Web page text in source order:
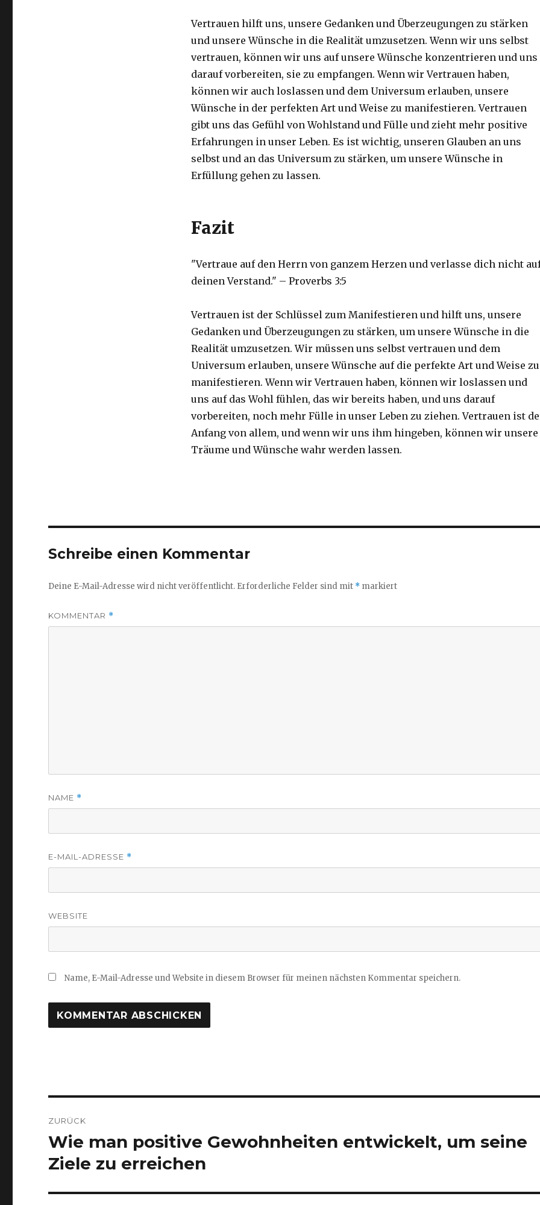
Vertrauen hilft uns, unsere Gedanken und Überzeugungen zu stärken
und unsere Wünsche in die Realität umzusetzen. Wenn wir uns selbst
vertrauen, können wir uns auf unsere Wünsche konzentrieren und uns
darauf vorbereiten, sie zu empfangen. Wenn wir Vertrauen haben,
können wir auch loslassen und dem Universum erlauben, unsere
Wünsche in der perfekten Art und Weise zu manifestieren. Vertrauen
gibt uns das Gefühl von Wohlstand und Fülle und zieht mehr positive
Erfahrungen in unser Leben. Es ist wichtig, unseren Glauben an uns
selbst und an das Universum zu stärken, um unsere Wünsche in
Erfüllung gehen zu lassen.
Fazit
"Vertraue auf den Herrn von ganzem Herzen und verlasse dich nicht
deinen Verstand." – Proverbs 3:5
Vertrauen ist der Schlüssel zum Manifestieren und hilft uns, unsere
Gedanken und Überzeugungen zu stärken, um unsere Wünsche in die
Realität umzusetzen. Wir müssen uns selbst vertrauen und dem
Universum erlauben, unsere Wünsche auf die perfekte Art und Weise zu
manifestieren. Wenn wir Vertrauen haben, können wir loslassen und
uns auf das Wohl fühlen, das wir bereits haben, und uns darauf
vorbereiten, noch mehr Fülle in unser Leben zu ziehen. Vertrauen ist
Anfang von allem, und wenn wir uns ihm hingeben, können wir unsere
Träume und Wünsche wahr werden lassen.
Schreibe einen Kommentar
Deine E-Mail-Adresse wird nicht veröffentlicht. Erforderliche Felder sind mit * markiert
KOMMENTAR *
NAME *
E-MAIL-ADRESSE *
WEBSITE
Name, E-Mail-Adresse und Website in diesem Browser für meinen nächsten Kommentar speichern.
ZURÜCK
Vorheriger
Beitrag:
Wie man positive Gewohnheiten entwickelt, um seine
Ziele zu erreichen